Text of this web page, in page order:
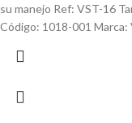
su manejo Ref: VST-16
Código: 1018-001 Marca: